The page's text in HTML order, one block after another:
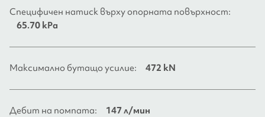
Специфичен натиск върху опорната повърхност:
65.70 kPa
Максимално бутащо усилие: 472 kN
Дебит на помпата: 147 л/мин